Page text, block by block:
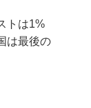
トは1%
は最後の